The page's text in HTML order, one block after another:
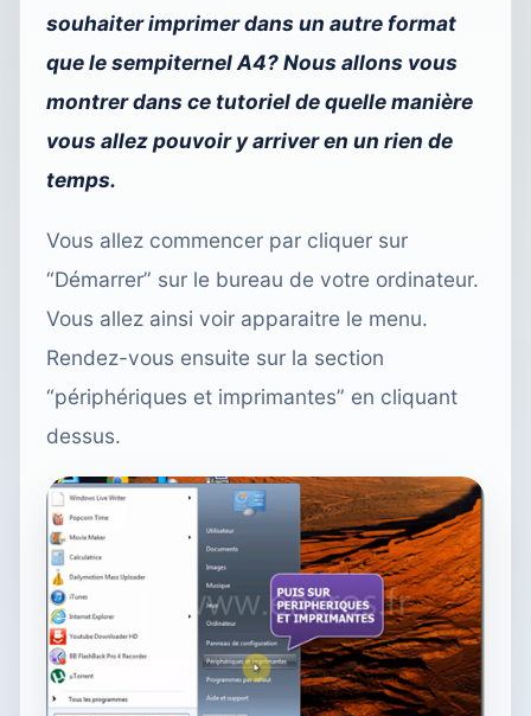
souhaiter imprimer dans un autre format
que le sempiternel A4? Nous allons vous
montrer dans ce tutoriel de quelle manière
vous allez pouvoir y arriver en un rien de
temps.
Vous allez commencer par cliquer sur
“Démarrer” sur le bureau de votre ordinateur.
Vous allez ainsi voir apparaitre le menu.
Rendez-vous ensuite sur la section
“périphériques et imprimantes” en cliquant
dessus.